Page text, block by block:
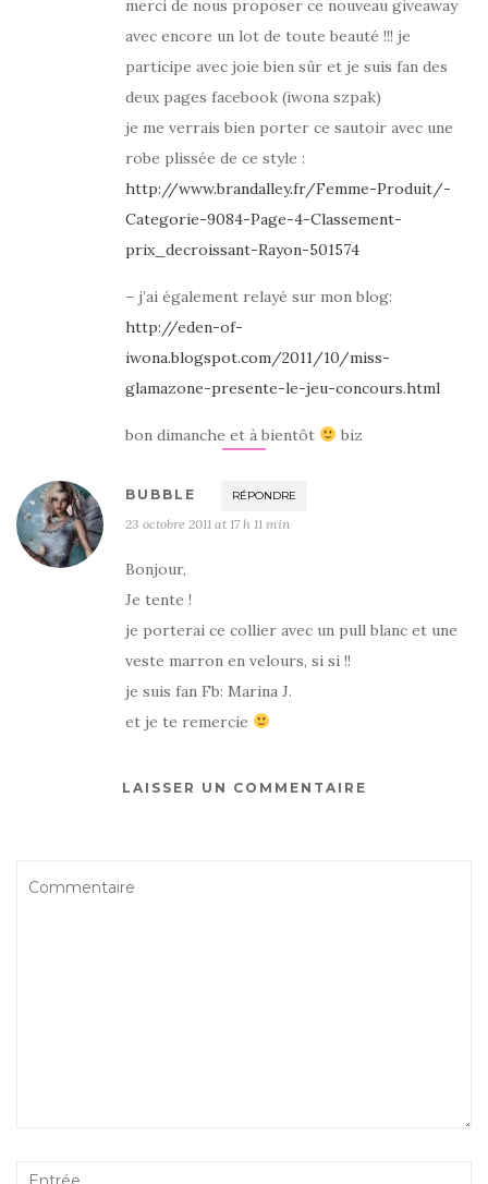
merci de nous proposer ce nouveau giveaway
avec encore un lot de toute beauté !!! je
participe avec joie bien sûr et je suis fan des
deux pages facebook (iwona szpak)
je me verrais bien porter ce sautoir avec une
robe plissée de ce style :
http://www.brandalley.fr/Femme-Produit/-
Categorie-9084-Page-4-Classement-
prix_decroissant-Rayon-501574
– j’ai également relayé sur mon blog:
http://eden-of-
iwona.blogspot.com/2011/10/miss-
glamazone-presente-le-jeu-concours.html
bon dimanche et à bientôt biz
BUBBLE RÉPONDRE
23 octobre 2011 at 17 h 11 min
Bonjour,
Je tente !
je porterai ce collier avec un pull blanc et une
veste marron en velours, si si !!
je suis fan Fb: Marina J.
et je te remercie
LAISSER UN COMMENTAIRE